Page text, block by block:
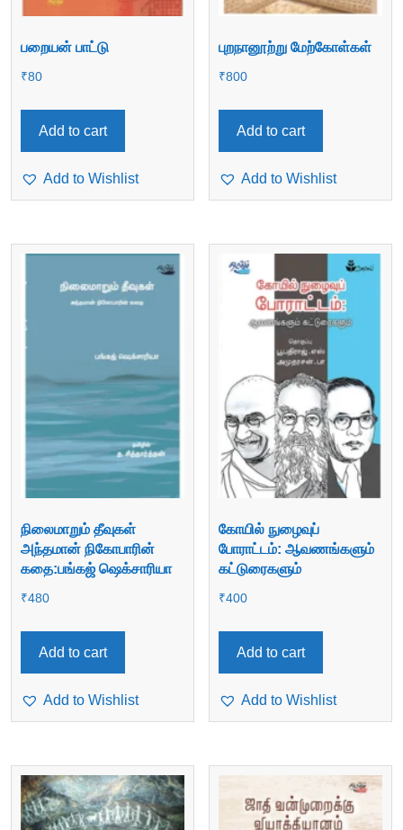
பறையன் பாட்டு
₹80
Add to cart
Add to Wishlist
புறநானூற்று மேற்கோள்கள்
₹800
Add to cart
Add to Wishlist
நிலைமாறும் தீவுகள்
அந்தமான் நிகோபாரின்
கதை:பங்கஜ் ஷெக்சாரியா
₹480
Add to cart
Add to Wishlist
கோயில் நுழைவுப்
போராட்டம்: ஆவணங்களும்
கட்டுரைகளும்
₹400
Add to cart
Add to Wishlist